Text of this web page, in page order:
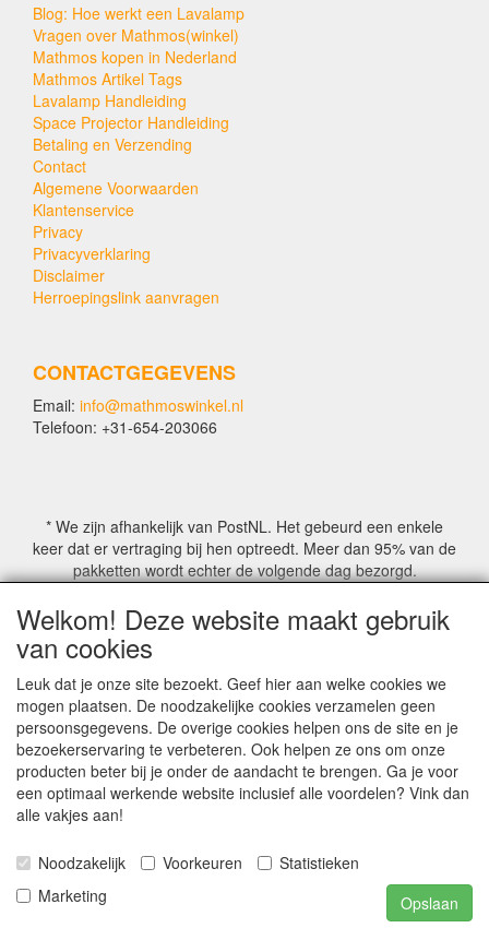
Blog: Hoe werkt een Lavalamp
Vragen over Mathmos(winkel)
Mathmos kopen in Nederland
Mathmos Artikel Tags
Lavalamp Handleiding
Space Projector Handleiding
Betaling en Verzending
Contact
Algemene Voorwaarden
Klantenservice
Privacy
Privacyverklaring
Disclaimer
Herroepingslink aanvragen
CONTACTGEGEVENS
Email: info@mathmoswinkel.nl
Telefoon: +31-654-203066
* We zijn afhankelijk van PostNL. Het gebeurd een enkele
keer dat er vertraging bij hen optreedt. Meer dan 95% van de
pakketten wordt echter de volgende dag bezorgd.
© COPYRIGHT by Mathmoswinkel.nl
Site Name, Ownership and Design Copyright by
Mathmoswinkel.nl
Copyrighted property may not be distributed, or displayed on
another website, or otherwise copied or reproduced without
our explicit written permission.
For more information on this site please contact:
webmaster@mathmoswinkel.nl
©2005-2026 [Mathmoswinkel]
Al onze prijzen zijn inclusief 21% BTW
Welkom! Deze website maakt gebruik
van cookies
Leuk dat je onze site bezoekt. Geef hier aan welke cookies we
mogen plaatsen. De noodzakelijke cookies verzamelen geen
persoonsgegevens. De overige cookies helpen ons de site en je
bezoekerservaring te verbeteren. Ook helpen ze ons om onze
producten beter bij je onder de aandacht te brengen. Ga je voor
een optimaal werkende website inclusief alle voordelen? Vink dan
alle vakjes aan!
Noodzakelijk Voorkeuren
Statistieken
Marketing
Opslaan